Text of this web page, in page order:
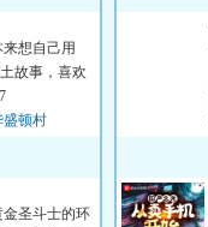
想自己用
故事，喜欢
盛顿村
圣斗士的环